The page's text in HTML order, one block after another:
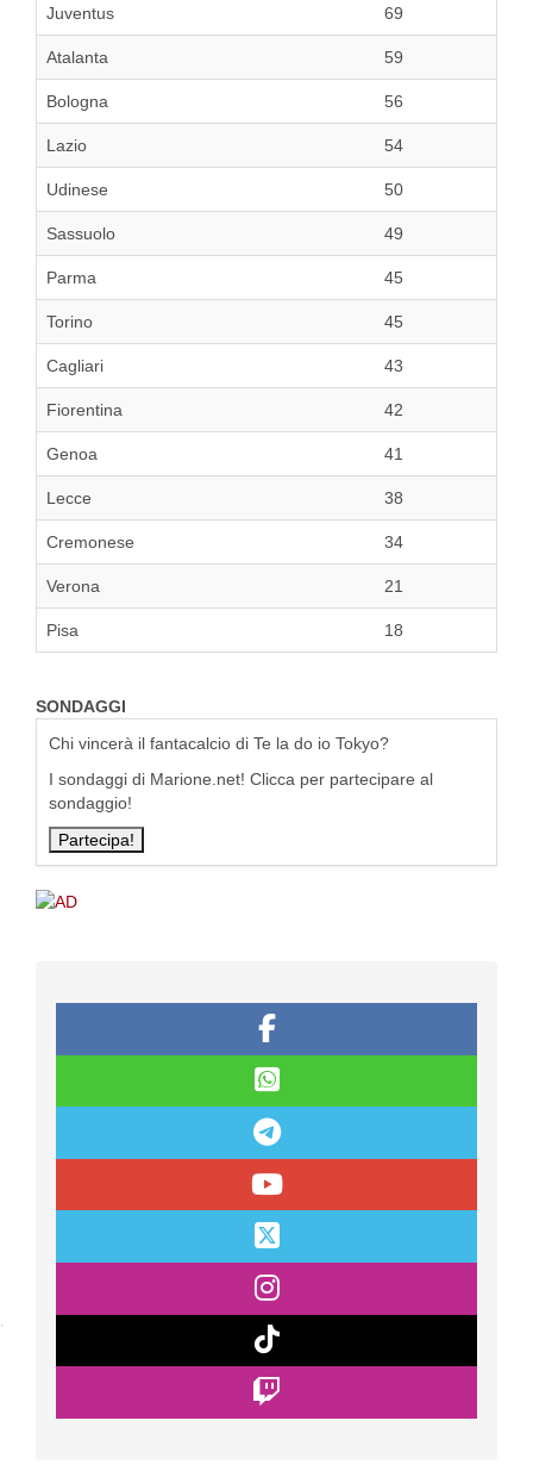
Juventus 69
Atalanta 59
Bologna 56
Lazio 54
Udinese 50
Sassuolo 49
Parma 45
Torino 45
Cagliari 43
Fiorentina 42
Genoa 41
Lecce 38
Cremonese 34
Verona 21
Pisa 18
SONDAGGI
Chi vincerà il fantacalcio di Te la do io Tokyo?
I sondaggi di Marione.net! Clicca per partecipare al
sondaggio!